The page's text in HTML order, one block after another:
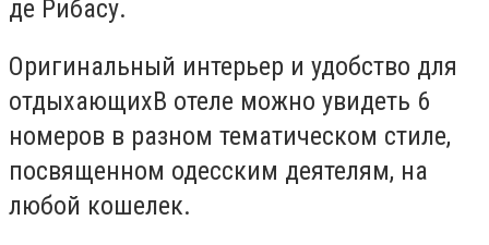
де Рибасу.
Оригинальный интерьер и удобство для
отдыхающихВ отеле можно увидеть 6
номеров в разном тематическом стиле,
посвященном одесским деятелям, на
любой кошелек.